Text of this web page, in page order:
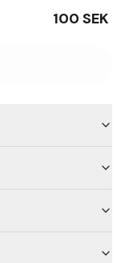
100 SEK